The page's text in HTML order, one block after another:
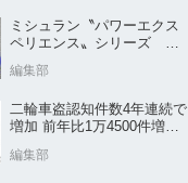
ミシュラン〝パワーエクス
ペリエンス〟シリーズ
売
編集部
二輪車盗認知件数4年連続で
増加 前年比1万4500件増／
編集部